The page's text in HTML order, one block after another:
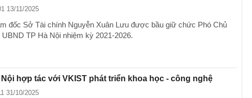
13/11/2025
đốc Sở Tài chính Nguyễn Xuân Lưu được bầu giữ chức Phó Chủ
UBND TP Hà Nội nhiệm kỳ 2021-2026.
Nội hợp tác với VKIST phát triển khoa học - công nghệ
31/10/2025